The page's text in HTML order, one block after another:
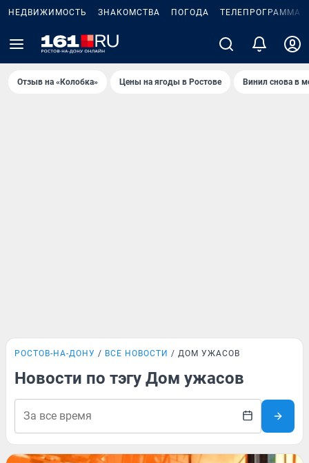
НЕДВИЖИМОСТЬ ЗНАКОМСТВА ПОГОДА ТЕЛЕПРОГРАММА
Отзыв на «Колобка» Цены на ягоды в Ростове Винил снова в
РОСТОВ-НА-ДОНУ ВСЕ НОВОСТИ ДОМ УЖАСОВ
Новости по тэгу Дом ужасов